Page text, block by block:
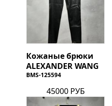
Кожаные брюки
ALEXANDER WANG
BMS-125594
45000 РУБ